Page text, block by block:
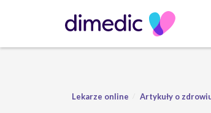
Lekarze online Artykuły o